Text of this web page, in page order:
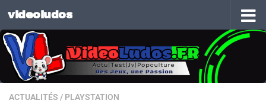
Skip to content
videoludos
ACTUALITÉS / PLAYSTATION